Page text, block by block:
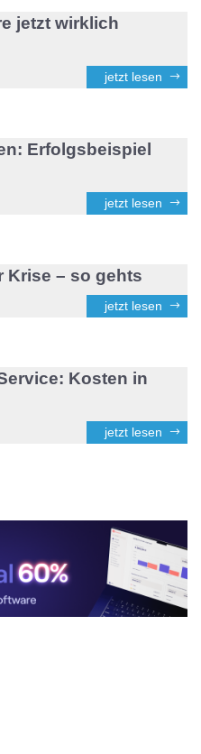
jetzt wirklich
jetzt lesen
Erfolgsbeispiel
jetzt lesen
Krise – so gehts
jetzt lesen
Kosten in
jetzt lesen